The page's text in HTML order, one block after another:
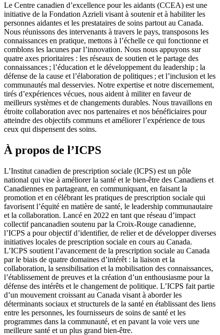
Le Centre canadien d’excellence pour les aidants (CCEA) est une
initiative de la Fondation Azrieli visant à soutenir et à habiliter les
personnes aidantes et les prestataires de soins partout au Canada.
Nous réunissons des intervenants à travers le pays, transposons les
connaissances en pratique, mettons à l’échelle ce qui fonctionne et
comblons les lacunes par l’innovation. Nous nous appuyons sur
quatre axes prioritaires : les réseaux de soutien et le partage des
connaissances ; l’éducation et le développement du leadership ; la
défense de la cause et l’élaboration de politiques ; et l’inclusion et les
communautés mal desservies. Notre expertise et notre discernement,
tirés d’expériences vécues, nous aident à militer en faveur de
meilleurs systèmes et de changements durables. Nous travaillons en
étroite collaboration avec nos partenaires et nos bénéficiaires pour
atteindre des objectifs communs et améliorer l’expérience de tous
ceux qui dispensent des soins.
À propos de l’ICPS
L’Institut canadien de prescription sociale (ICPS) est un pôle
national qui vise à améliorer la santé et le bien-être des Canadiens et
Canadiennes en partageant, en communiquant, en faisant la
promotion et en célébrant les pratiques de prescription sociale qui
favorisent l’équité en matière de santé, le leadership communautaire
et la collaboration. Lancé en 2022 en tant que réseau d’impact
collectif pancanadien soutenu par la Croix-Rouge canadienne,
l’ICPS a pour objectif d’identifier, de relier et de développer diverses
initiatives locales de prescription sociale en cours au Canada.
L’ICPS soutient l’avancement de la prescription sociale au Canada
par le biais de quatre domaines d’intérêt : la liaison et la
collaboration, la sensibilisation et la mobilisation des connaissances,
l’établissement de preuves et la création d’un enthousiasme pour la
défense des intérêts et le changement de politique. L’ICPS fait partie
d’un mouvement croissant au Canada visant à aborder les
déterminants sociaux et structurels de la santé en établissant des liens
entre les personnes, les fournisseurs de soins de santé et les
programmes dans la communauté, et en pavant la voie vers une
meilleure santé et un plus grand bien-être.